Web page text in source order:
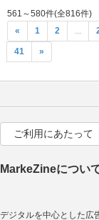
561～580件(全816件)
«
1 2 ...
41 »
ご利用にあたって
MarkeZineについ
デジタルを中心とした広